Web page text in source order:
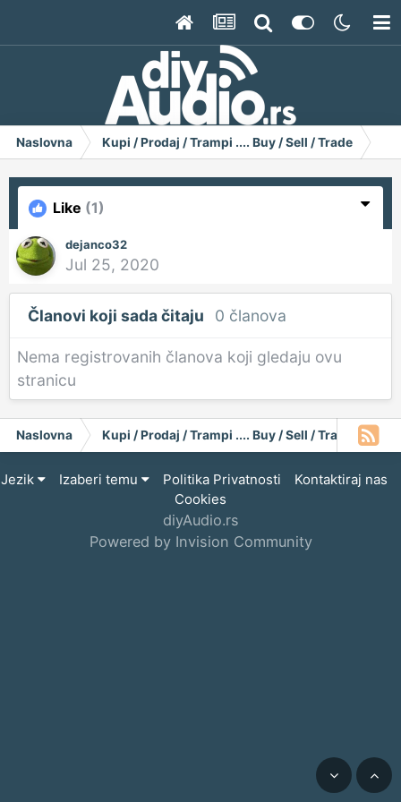
Naslovna Kupi / Prodaj / Trampi .... Buy / Sell / Trade
Like (1)
dejanco32
Jul 25, 2020
Članovi koji sada čitaju 0 članova
Nema registrovanih članova koji gledaju ovu
stranicu
Naslovna Kupi / Prodaj / Trampi .... Buy / Sell / Trade
Jezik Izaberi temu Politika Privatnosti
Kontaktiraj nas
Cookies
diyAudio.rs
Powered by Invision Community